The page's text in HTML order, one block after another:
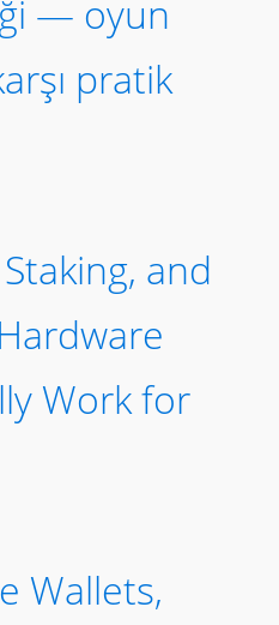
— oyun
pratik
and
Work for
Wallets,